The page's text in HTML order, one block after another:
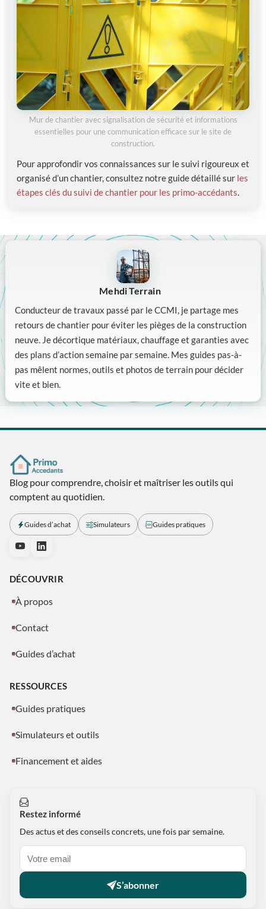
Mur de chantier avec signalisation de sécurité et informations
essentielles pour une communication efficace sur le site de
construction.
Pour approfondir vos connaissances sur le suivi rigoureux et
organisé d’un chantier, consultez notre guide détaillé sur les
étapes clés du suivi de chantier pour les primo-accédants
Mehdi Terrain
Conducteur de travaux passé par le CCMI, je partage mes
retours de chantier pour éviter les pièges de la construction
neuve. Je décortique matériaux, chauffage et garanties avec
des plans d’action semaine par semaine. Mes guides pas-à-
pas mêlent normes, outils et photos de terrain pour décider
vite et bien.
Articles connexes
Blog pour comprendre, choisir et maîtriser les outils qui
comptent au quotidien.
Guides d’achat Simulateurs Guides pratiques
DÉCOUVRIR
À propos
Contact
Guides d’achat
RESSOURCES
Guides pratiques
Simulateurs et outils
Financement et aides
Restez informé
Des actus et des conseils concrets, une fois par semaine.
S’abonner